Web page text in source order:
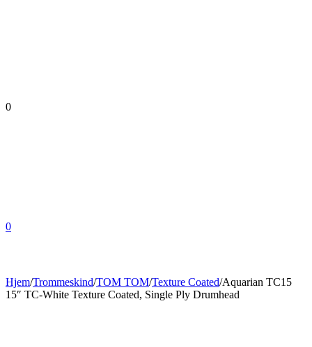
0
0
Hjem/Trommeskind/TOM TOM/Texture Coated/Aquarian TC15
15″ TC-White Texture Coated, Single Ply Drumhead